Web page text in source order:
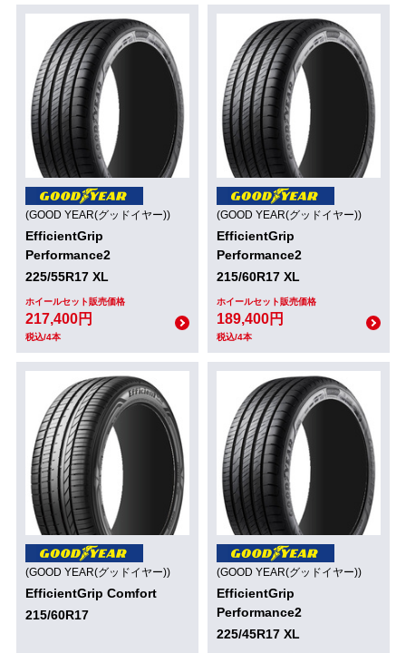
(GOOD YEAR(グッドイヤー))
EfficientGrip
Performance2
225/55R17 XL
ホイールセット販売価格
217,400円
税込/4本
(GOOD YEAR(グッドイヤー))
EfficientGrip
Performance2
215/60R17 XL
ホイールセット販売価格
189,400円
税込/4本
(GOOD YEAR(グッドイヤー))
EfficientGrip Comfort
215/60R17
(GOOD YEAR(グッドイヤー))
EfficientGrip
Performance2
225/45R17 XL